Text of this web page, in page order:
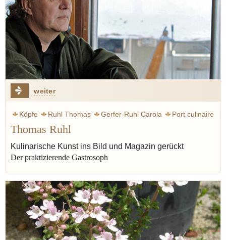
weiter
Köpfe Ruhl Thomas Gerfer-Ruhl Carola
Port culinaire
Thomas Ruhl
Kulinarische Kunst ins Bild und Magazin gerückt
Der praktizierende Gastrosoph